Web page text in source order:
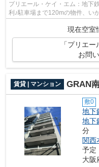
プリエール・ケイ・エム：地下
利♪駐車場まで120mの物件、い
現在空室
「プリエ
お問
賃貸 | マンション GRAN
敷0
地下
地下
分
関西
予定
大阪